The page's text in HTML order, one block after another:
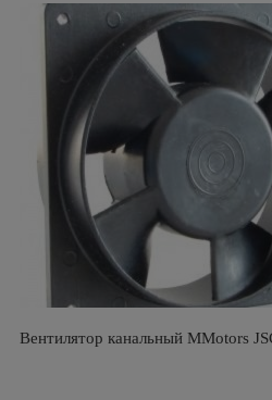
Вентилятор канальный MMotors